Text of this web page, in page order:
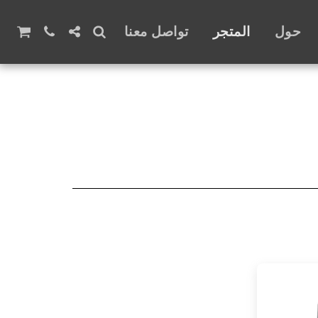
حول المتجر تواصل معنا